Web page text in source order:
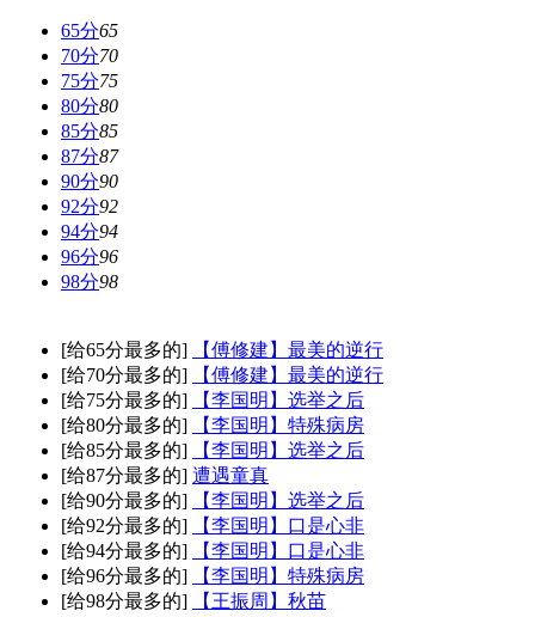
65分65
70分70
75分75
80分80
85分85
87分87
90分90
92分92
94分94
96分96
98分98
[给65分最多的]
【傅修建】最美的逆行
[给70分最多的]
【傅修建】最美的逆行
[给75分最多的]
【李国明】选举之后
[给80分最多的]
【李国明】特殊病房
[给85分最多的]
【李国明】选举之后
[给87分最多的] 遭遇童真
[给90分最多的]
【李国明】选举之后
[给92分最多的]
【李国明】口是心非
[给94分最多的]
【李国明】口是心非
[给96分最多的]
【李国明】特殊病房
[给98分最多的]
【王振周】秋苗